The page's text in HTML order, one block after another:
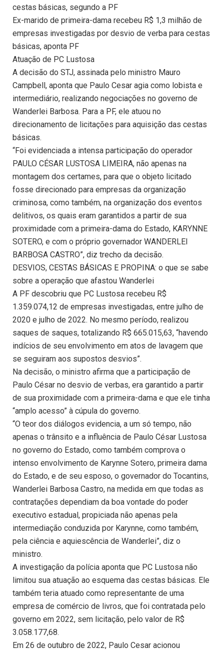
cestas básicas, segundo a PF
Ex-marido de primeira-dama recebeu R$ 1,3 milhão de
empresas investigadas por desvio de verba para cestas
básicas, aponta PF
Atuação de PC Lustosa
A decisão do STJ, assinada pelo ministro Mauro
Campbell, aponta que Paulo Cesar agia como lobista e
intermediário, realizando negociações no governo de
Wanderlei Barbosa. Para a PF, ele atuou no
direcionamento de licitações para aquisição das cestas
básicas.
“Foi evidenciada a intensa participação do operador
PAULO CÉSAR LUSTOSA LIMEIRA, não apenas na
montagem dos certames, para que o objeto licitado
fosse direcionado para empresas da organização
criminosa, como também, na organização dos eventos
delitivos, os quais eram garantidos a partir de sua
proximidade com a primeira-dama do Estado, KARYNNE
SOTERO, e com o próprio governador WANDERLEI
BARBOSA CASTRO”, diz trecho da decisão.
DESVIOS, CESTAS BÁSICAS E PROPINA: o que se sabe
sobre a operação que afastou Wanderlei
A PF descobriu que PC Lustosa recebeu R$
1.359.074,12 de empresas investigadas, entre julho de
2020 e julho de 2022. No mesmo período, realizou
saques de saques, totalizando R$ 665.015,63, “havendo
indícios de seu envolvimento em atos de lavagem que
se seguiram aos supostos desvios”.
Na decisão, o ministro afirma que a participação de
Paulo César no desvio de verbas, era garantido a partir
de sua proximidade com a primeira-dama e que ele tinha
“amplo acesso” à cúpula do governo.
“O teor dos diálogos evidencia, a um só tempo, não
apenas o trânsito e a influência de Paulo César Lustosa
no governo do Estado, como também comprova o
intenso envolvimento de Karynne Sotero, primeira dama
do Estado, e de seu esposo, o governador do Tocantins,
Wanderlei Barbosa Castro, na medida em que todas as
contratações dependiam da boa vontade do poder
executivo estadual, propiciada não apenas pela
intermediação conduzida por Karynne, como também,
pela ciência e aquiescência de Wanderlei”, diz o
ministro.
A investigação da polícia aponta que PC Lustosa não
limitou sua atuação ao esquema das cestas básicas. Ele
também teria atuado como representante de uma
empresa de comércio de livros, que foi contratada pelo
governo em 2022, sem licitação, pelo valor de R$
3.058.177,68.
Em 26 de outubro de 2022, Paulo Cesar acionou